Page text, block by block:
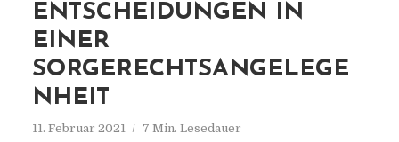
ENTSCHEIDUNGEN IN
EINER
SORGERECHTSANGELEGE
NHEIT
11. Februar 2021 7 Min. Lesedauer